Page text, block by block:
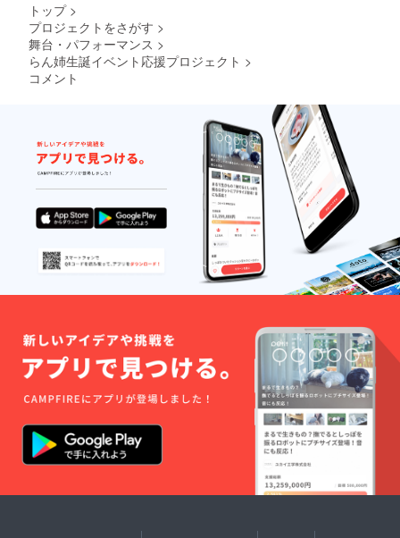
トップ >
プロジェクトをさがす >
舞台・パフォーマンス >
らん姉生誕イベント応援プロジェクト >
コメント